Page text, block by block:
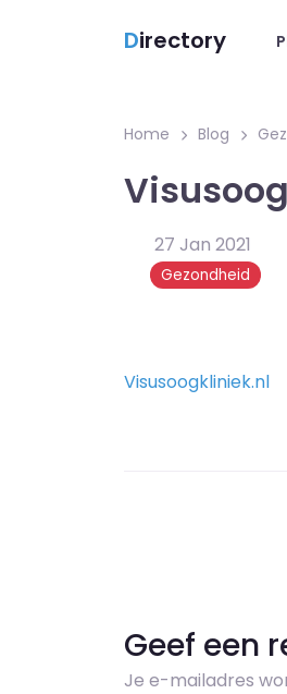
Directory
Home Blog
27 Jan 2021
Gezondheid
Visusoogkliniek.nl
Geef een
Je e-mailadres